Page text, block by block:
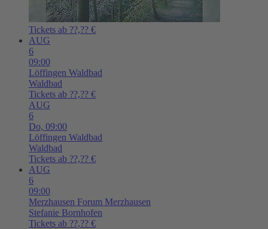
Tickets ab ??,?? €
AUG
6
09:00
Löffingen Waldbad
Waldbad
Tickets ab ??,?? €
AUG
6
Do, 09:00
Löffingen Waldbad
Waldbad
Tickets ab ??,?? €
AUG
6
09:00
Merzhausen Forum Merzhausen
Stefanie Bornhofen
Tickets ab ??,?? €